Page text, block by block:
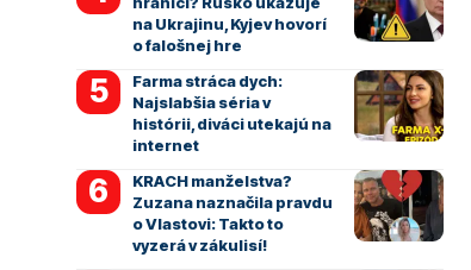
na Ukrajinu, Kyjev hovorí
o falošnej hre
Farma stráca dych:
Najslabšia séria v
histórii, diváci utekajú na
internet
KRACH manželstva?
Zuzana naznačila pravdu
o Vlastovi: Takto to
vyzerá v zákulisí!